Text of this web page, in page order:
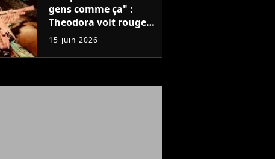
gens comme ça" :
Theodora voit rouge
après un concert,
mais que s'est-il passé
?
15 juin 2026